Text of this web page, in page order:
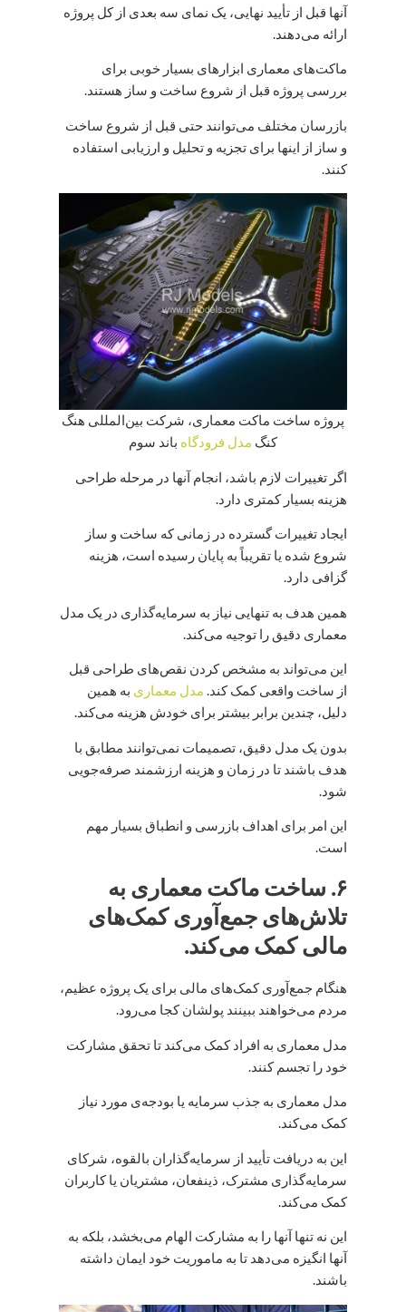
آنها قبل از تأیید نهایی، یک نمای سه بعدی از کل پروژه
ارائه می‌دهند.
ماکت‌های معماری ابزارهای بسیار خوبی برای
بررسی پروژه قبل از شروع ساخت و ساز هستند.
بازرسان مختلف می‌توانند حتی قبل از شروع ساخت
و ساز از اینها برای تجزیه و تحلیل و ارزیابی استفاده
کنند.
پروژه ساخت ماکت معماری، شرکت بین‌المللی هنگ
کنگ مدل فرودگاه باند سوم
اگر تغییرات لازم باشد، انجام آنها در مرحله طراحی
هزینه بسیار کمتری دارد.
ایجاد تغییرات گسترده در زمانی که ساخت و ساز
شروع شده یا تقریباً به پایان رسیده است، هزینه
گزافی دارد.
همین هدف به تنهایی نیاز به سرمایه‌گذاری در یک مدل
معماری دقیق را توجیه می‌کند.
این می‌تواند به مشخص کردن نقص‌های طراحی قبل
از ساخت واقعی کمک کند. مدل معماری به همین
دلیل، چندین برابر بیشتر برای خودش هزینه می‌کند.
بدون یک مدل دقیق، تصمیمات نمی‌توانند مطابق با
هدف باشند تا در زمان و هزینه ارزشمند صرفه‌جویی
شود.
این امر برای اهداف بازرسی و انطباق بسیار مهم
است.
۶. ساخت ماکت معماری به
تلاش‌های جمع‌آوری کمک‌های
مالی کمک می‌کند.
هنگام جمع‌آوری کمک‌های مالی برای یک پروژه عظیم،
مردم می‌خواهند ببینند پولشان کجا می‌رود.
مدل معماری به افراد کمک می‌کند تا تحقق مشارکت
خود را تجسم کنند.
مدل معماری به جذب سرمایه یا بودجه‌ی مورد نیاز
کمک می‌کند.
این به دریافت تأیید از سرمایه‌گذاران بالقوه، شرکای
سرمایه‌گذاری مشترک، ذینفعان، مشتریان یا کاربران
کمک می‌کند.
این نه تنها آنها را به مشارکت الهام می‌بخشد، بلکه به
آنها انگیزه می‌دهد تا به ماموریت خود ایمان داشته
باشند.